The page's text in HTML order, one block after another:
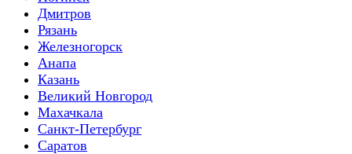
Дмитров
Рязань
Железногорск
Анапа
Казань
Великий Новгород
Махачкала
Санкт-Петербург
Саратов